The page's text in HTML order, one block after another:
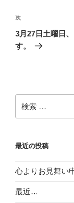
ビ
ゲ
ー
投
稿
次
の
投
次
3月27日土曜日
す。
索:
最近の投稿
心よりお見舞い
最近…